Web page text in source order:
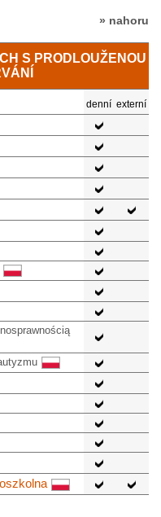
» nahoru
S PRODLOUŽENOU
denní externí